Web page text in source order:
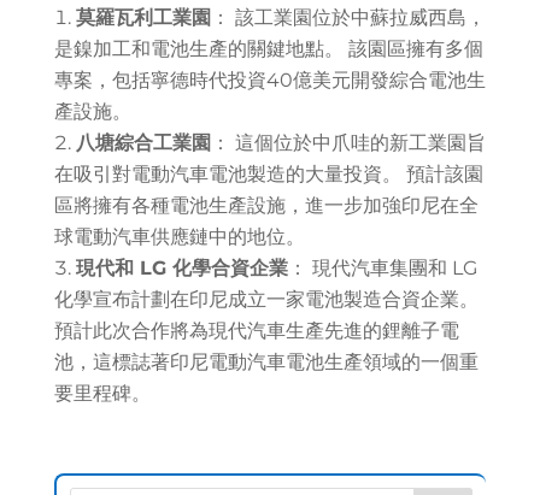
莫羅瓦利工業園 ： 該工業園位於中蘇拉威西島，
是鎳加工和電池生產的關鍵地點。 該園區擁有多個
專案，包括寧德時代投資40億美元開發綜合電池生
產設施。
八塘綜合工業園 ： 這個位於中爪哇的新工業園旨
在吸引對電動汽車電池製造的大量投資。 預計該園
區將擁有各種電池生產設施，進一步加強印尼在全
球電動汽車供應鏈中的地位。
現代和 LG 化學合資企業： 現代汽車集團和 LG
化學宣布計劃在印尼成立一家電池製造合資企業。
預計此次合作將為現代汽車生產先進的鋰離子電
池，這標誌著印尼電動汽車電池生產領域的一個重
要里程碑。